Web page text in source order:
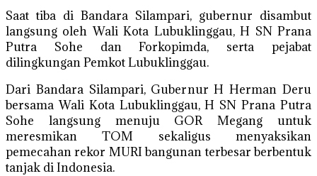
Saat tiba di Bandara Silampari, gubernur disambut
langsung oleh Wali Kota Lubuklinggau, H SN Prana
Putra Sohe dan Forkopimda, serta pejabat
dilingkungan Pemkot Lubuklinggau.
Dari Bandara Silampari, Gubernur H Herman Deru
bersama Wali Kota Lubuklinggau, H SN Prana Putra
Sohe langsung menuju GOR Megang untuk
meresmikan TOM sekaligus menyaksikan
pemecahan rekor MURI bangunan terbesar berbentuk
tanjak di Indonesia.